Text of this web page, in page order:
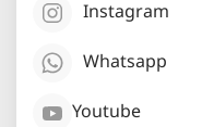
Instagram
Whatsapp
Youtube